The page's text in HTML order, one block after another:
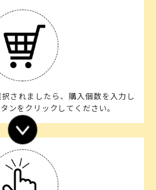
されましたら、購入個数を入力し
ンをクリックしてください。